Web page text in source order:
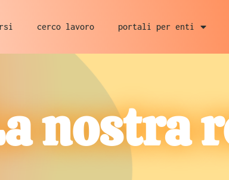
cerco lavoro portali per enti
nostra